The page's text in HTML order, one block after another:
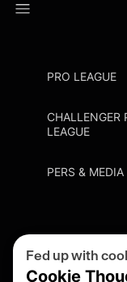
PRO LEAGUE
CHALLENGER
LEAGUE
PERS & MEDIA